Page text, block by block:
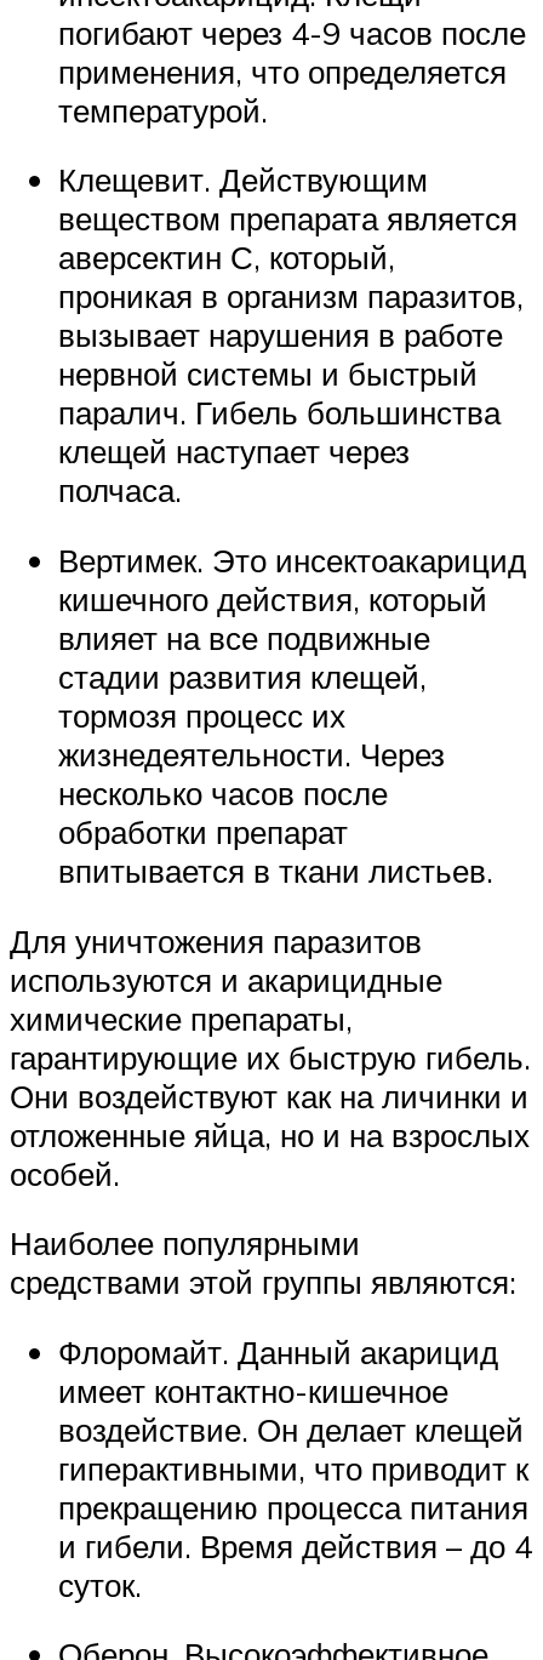
погибают через 4-9 часов после
применения, что определяется
температурой.
Клещевит. Действующим
веществом препарата является
аверсектин С, который,
проникая в организм паразитов,
вызывает нарушения в работе
нервной системы и быстрый
паралич. Гибель большинства
клещей наступает через
полчаса.
Вертимек. Это инсектоакарицид
кишечного действия, который
влияет на все подвижные
стадии развития клещей,
тормозя процесс их
жизнедеятельности. Через
несколько часов после
обработки препарат
впитывается в ткани листьев.
Для уничтожения паразитов
используются и акарицидные
химические препараты,
гарантирующие их быструю гибель.
Они воздействуют как на личинки и
отложенные яйца, но и на взрослых
особей.
Наиболее популярными
средствами этой группы являются:
Флоромайт. Данный акарицид
имеет контактно-кишечное
воздействие. Он делает клещей
гиперактивными, что приводит к
прекращению процесса питания
и гибели. Время действия – до 4
суток.